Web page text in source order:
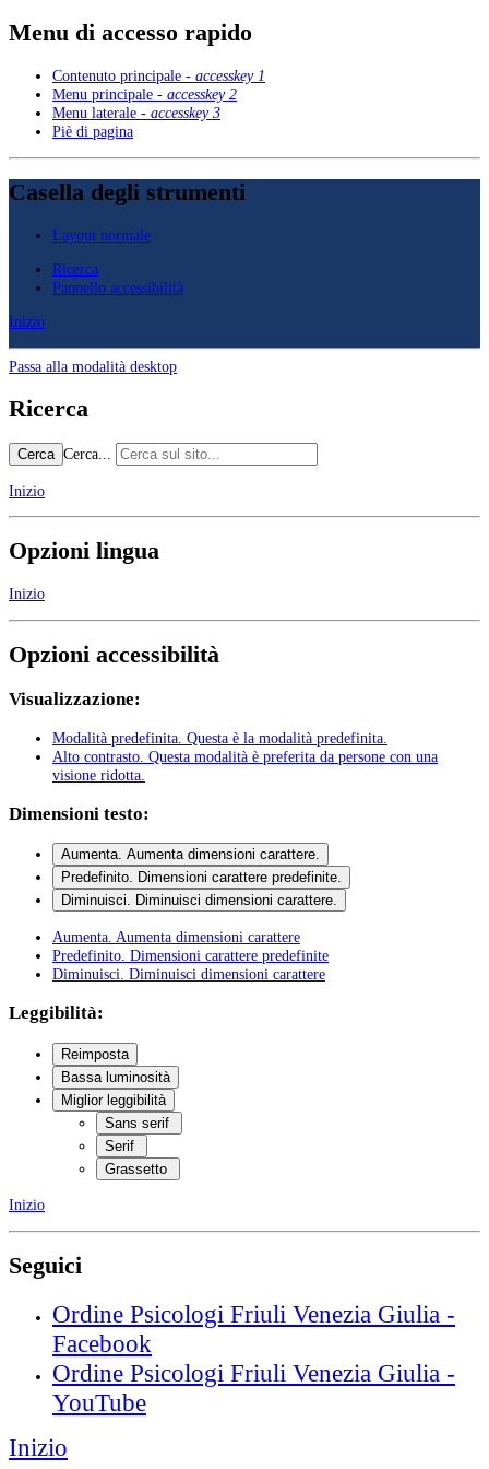
Menu di accesso rapido
Contenuto principale - accesskey 1
Menu principale - accesskey 2
Menu laterale - accesskey 3
Piè di pagina
Casella degli strumenti
Layout normale
Ricerca
Pannello accessibilità
Inizio
Passa alla modalità desktop
Ricerca
Cerca Cerca...
Inizio
Opzioni lingua
Inizio
Opzioni accessibilità
Visualizzazione:
Modalità predefinita . Questa è la modalità predefinita.
Alto contrasto . Questa modalità è preferita da persone con una
visione ridotta.
Dimensioni testo:
Aumenta. Aumenta dimensioni carattere.
Predefinito. Dimensioni carattere predefinite.
Diminuisci. Diminuisci dimensioni carattere.
Aumenta . Aumenta dimensioni carattere
Predefinito . Dimensioni carattere predefinite
Diminuisci . Diminuisci dimensioni carattere
Leggibilità:
Reimposta
Bassa luminosità
Miglior leggibilità
Sans serif
Serif
Grassetto
Inizio
Seguici
Ordine Psicologi Friuli Venezia Giulia -
Facebook
Ordine Psicologi Friuli Venezia Giulia -
YouTube
Inizio